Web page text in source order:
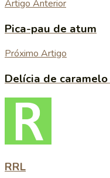
Artigo Anterior
Pica-pau de atum
Próximo Artigo
Delícia de caramelo
RRL